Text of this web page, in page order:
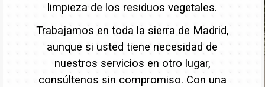
limpieza de los residuos vegetales.
Trabajamos en toda la sierra de Madrid,
aunque si usted tiene necesidad de
nuestros servicios en otro lugar,
consúltenos sin compromiso. Con una